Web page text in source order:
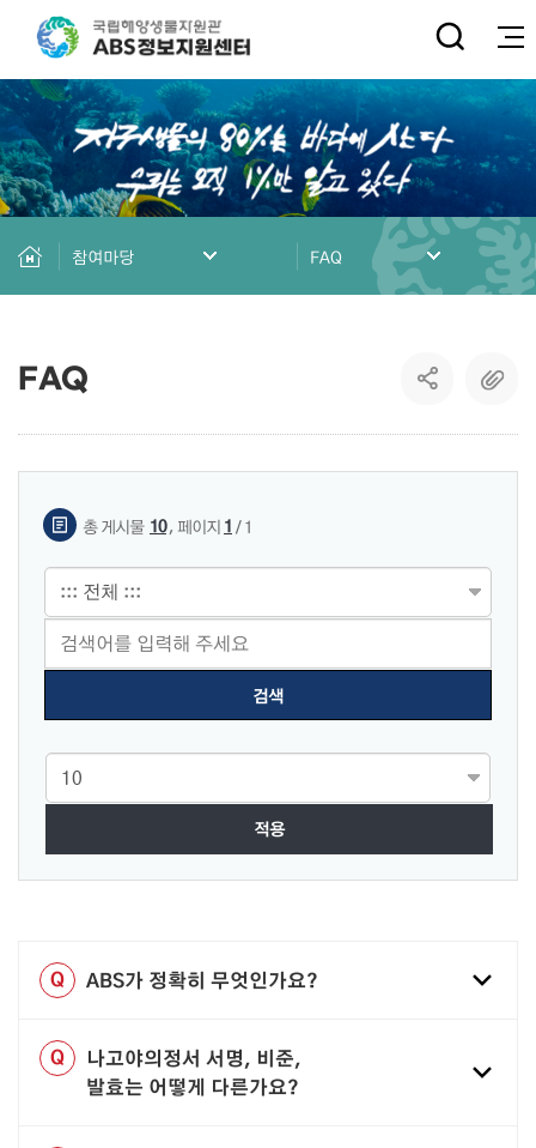
FAQ
참여마당 FAQ
게시물 검색
총 게시물 10, 페이지 1 / 1
적용
Q ABS가 정확히 무엇인가요?
Q
나고야의정서 서명, 비준,
발효는 어떻게 다른가요?